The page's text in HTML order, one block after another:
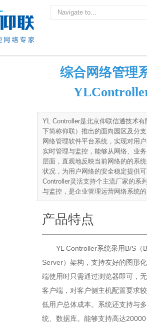
综合网络管理
YL Controller是北京仰联信通技术有
下简称仰联）推出的面向园区及分
网络管理软件平台系统，实现对用
实时管理与监控，能够从网络、业
层面，直观地反映当前网络的的系
状况，为用户网络的安全稳定提供
Controller灵活支持个主流厂家的系
与监控，是企业管理运营网络系统的
产品特点
YL Controller系统采用B/S（
Server）架构，支持友好的图形
端使用时只需通过浏览器即可，
客户端，对客户侧主机配置要求
低用户总体成本。系统还支持与
统、数据库。能够支持高达